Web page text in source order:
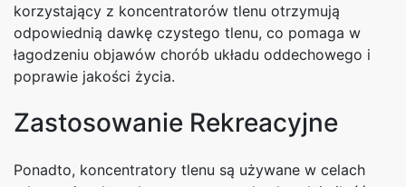
korzystający z koncentratorów tlenu otrzymują
odpowiednią dawkę czystego tlenu, co pomaga w
łagodzeniu objawów chorób układu oddechowego i
poprawie jakości życia.
Zastosowanie Rekreacyjne
Ponadto, koncentratory tlenu są używane w celach